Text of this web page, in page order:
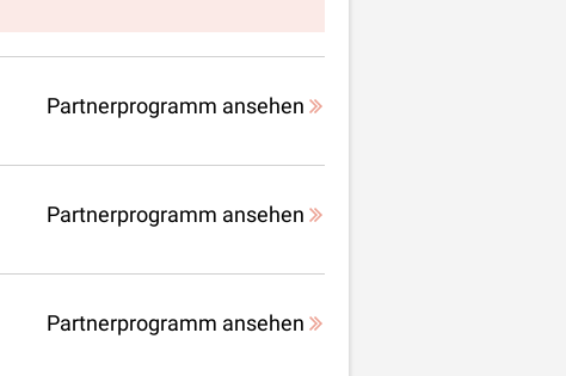
Partnerprogramm ansehen
Partnerprogramm ansehen
Partnerprogramm ansehen